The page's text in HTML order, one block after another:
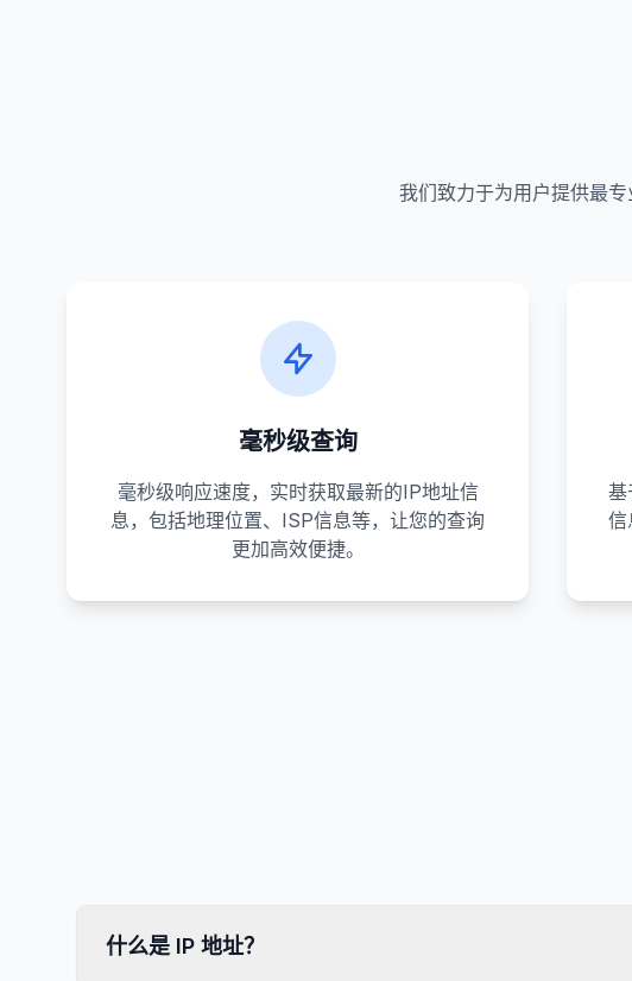
我们致力于为用户提供最
毫秒级查询
毫秒级响应速度，实时获取最新的IP地址信
息，包括地理位置、ISP信息等，让您的查询
更加高效便捷。
基
信
什么是 IP 地址？